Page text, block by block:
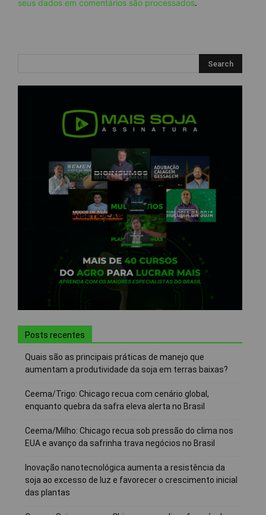
seus dados em comentários são processados.
Posts recentes
Quais são as principais práticas de manejo que
aumentam a produtividade da soja em terras baixas?
Ceema/Trigo: Chicago recua com cenário global,
enquanto quebra da safra eleva alerta no Brasil
Ceema/Milho: Chicago recua sob pressão do clima nos
EUA e avanço da safrinha trava negócios no Brasil
Inovação nanotecnológica aumenta a resistência da
soja ao excesso de luz e favorecer o crescimento inicial
das plantas